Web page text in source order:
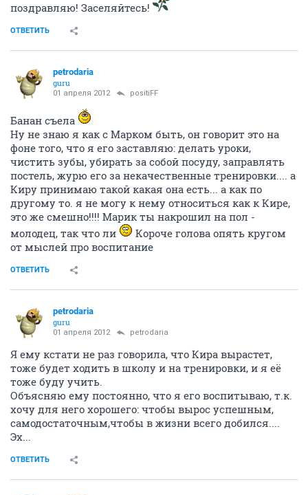
поздравляю! Заселяйтесь!
ОТВЕТИТЬ
petrodaria
guru
01 апреля 2012 positiFF
Банан съела
Ну не знаю я как с Марком быть, он говорит это на
фоне того, что я его заставляю: делать уроки,
чистить зубы, убирать за собой посуду, заправлять
постель, журю его за некачественные тренировки.... а
Киру принимаю такой какая она есть... а как по
другому то. я не могу к нему относиться как к Кире,
это же смешно!!!! Марик ты накрошил на пол -
молодец, так что ли
Короче голова опять кругом
от мыслей про воспитание
ОТВЕТИТЬ
petrodaria
guru
01 апреля 2012 petrodaria
Я ему кстати не раз говорила, что Кира вырастет,
тоже будет ходить в школу и на тренировки, и я её
тоже буду учить.
Объясняю ему постоянно, что я его воспитываю, т.к.
хочу для него хорошего: чтобы вырос успешным,
самодостаточным,чтобы в жизни всего добился....
Эх...
ОТВЕТИТЬ